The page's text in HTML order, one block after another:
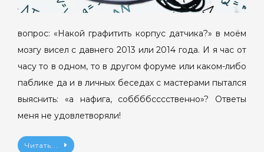
:)
вопрос: «Накой графитить корпус датчика?» в моём
мозгу висел с давнего 2013 или 2014 года. И я час от
часу то в одном, то в другом форуме или каком-либо
паблике да и в личных беседах с мастерами пытался
выяснить: «а нафига, соббббсссственно»? Ответы
меня не удовлетворяли!
Читать...